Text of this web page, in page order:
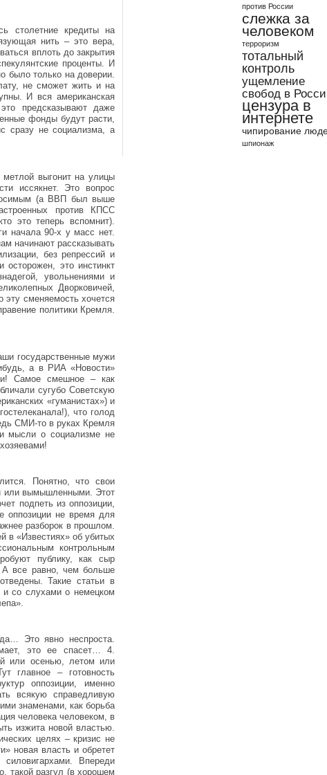
столетние кредиты на
нить – это вера,
вплоть до закрытия
проценты. И
было только на доверии.
не сможет жить и на
И вся американская
предсказывают даже
фонды будут расти,
сразу не социализма, а
метлой выгонит на улицы
иссякнет. Это вопрос
(а ВВП был выше
против КПСС
это теперь вспомнит).
начала 90-х у масс нет.
начинают рассказывать
без репрессий и
это инстинкт
увольнениями и
Дворковичей,
сменяемость хочется
политики Кремля.
государственные мужи
а в РИА «Новости»
Самое смешное – как
сугубо Советскую
«гуманистах») и
что голод
СМИ-то в руках Кремля
мысли о социализме не
Понятно, что свои
или вымышленными. Этот
подпеть из оппозиции,
оппозиции не время для
разборок в прошлом.
в «Известиях» об убитых
контрольным
публику, как сыр
А все равно, чем больше
Такие статьи в
и со слухами о немецком
Это явно неспроста.
это ее спасет… 4.
или осенью, летом или
главное – готовность
оппозиции, именно
всякую справедливую
знаменами, как борьба
человека человеком, в
изжита новой властью.
целях – кризис не
новая власть и обретет
силовигархами. Впереди
такой разгул (в хорошем
против России
слежка за
человеком
терроризм
тотальный
контроль
ущемление
свобод в
цензура в
интернете
чипирование
шпионаж